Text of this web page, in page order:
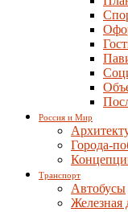
Россия и Мир
Города-
Транспорт
Автобусы
Железная